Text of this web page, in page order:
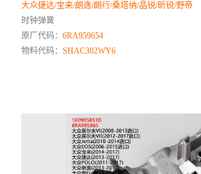
大众捷达/宝来/朗逸/朗行/桑塔纳/晶锐/昕锐/野帝
时钟弹簧
原厂代码：6RA959654
物料代码：SHAC302WY6